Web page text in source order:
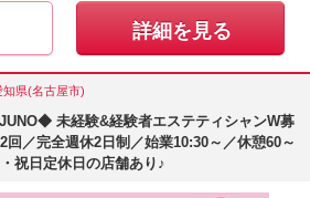
詳細を見る
県(名古屋市)
未経験&経験者エステティシャンW募
回／完全週休2日制／始業10:30～／休憩60～
祝日定休日の店舗あり♪